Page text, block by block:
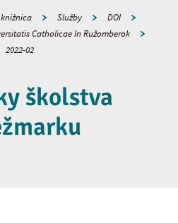
Služby
DOI
Catholicae In Ružomberok
2022-02
školstva